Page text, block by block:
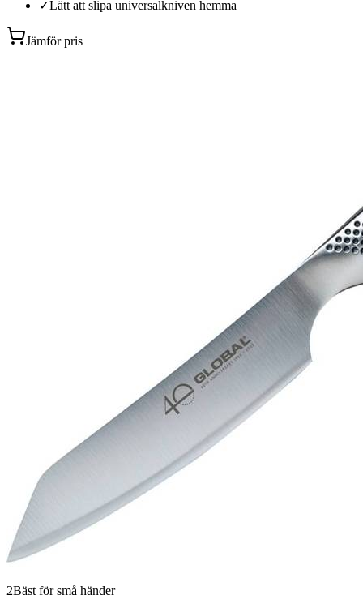
✓Lätt att slipa universalkniven hemma
Jämför pris
2Bäst för små händer